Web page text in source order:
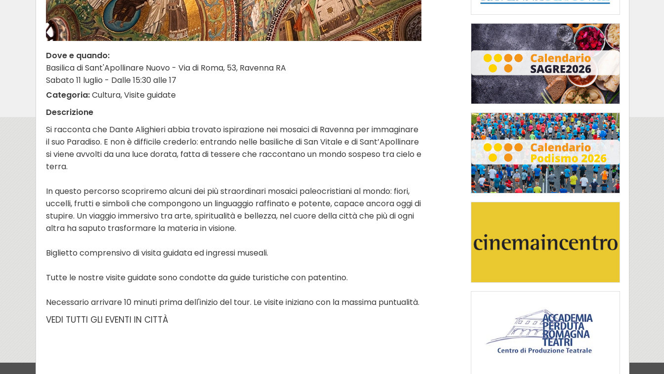
Dove e quando:
Basilica di Sant'Apollinare Nuovo - Via di Roma, 53, Ravenna RA
Sabato 11 luglio - Dalle 15:30 alle 17
Categoria:Cultura, Visite guidate
Descrizione
Si racconta che Dante Alighieri abbia trovato ispirazione nei mosaici di Ravenna per immaginare
il suo Paradiso. E non è difficile crederlo: entrando nelle basiliche di San Vitale e di Sant’Apollinare
si viene avvolti da una luce dorata, fatta di tessere che raccontano un mondo sospeso tra cielo e
terra.
In questo percorso scopriremo alcuni dei più straordinari mosaici paleocristiani al mondo: fiori,
uccelli, frutti e simboli che compongono un linguaggio raffinato e potente, capace ancora oggi di
stupire. Un viaggio immersivo tra arte, spiritualità e bellezza, nel cuore della città che più di ogni
altra ha saputo trasformare la materia in visione.
Biglietto comprensivo di visita guidata ed ingressi museali.
Tutte le nostre visite guidate sono condotte da guide turistiche con patentino.
Necessario arrivare 10 minuti prima dell'inizio del tour. Le visite iniziano con la massima puntualità.
VEDI TUTTI GLI EVENTI IN CITTÀ